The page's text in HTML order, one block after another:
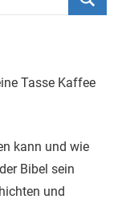
kann und wie
Bibel sein
und